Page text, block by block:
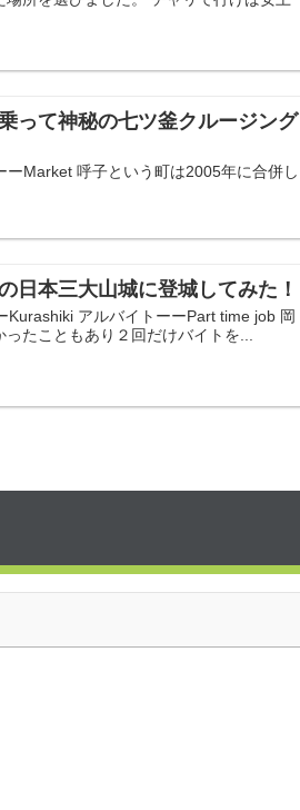
って神秘の七ツ釜クルージング
Market 呼子という町は2005年に合併し
日本三大山城に登城してみた！
アルバイトーーPart time job 岡
たこともあり２回だけバイトを...